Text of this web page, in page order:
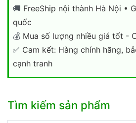
🚚 FreeShip nội thành Hà Nội •
quốc
💰 Mua số lượng nhiều giá tốt -
✅ Cam kết: Hàng chính hãng,
cạnh tranh
Tìm kiếm sản phẩm